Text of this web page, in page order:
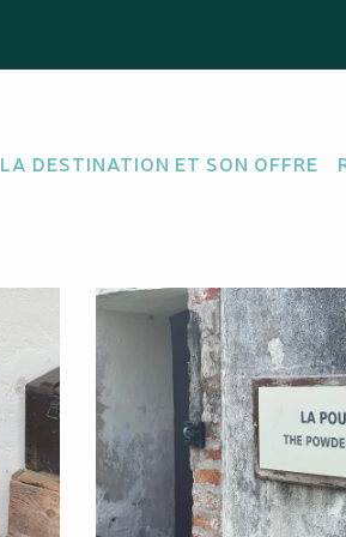
LA DESTINATION ET SON OFFRE